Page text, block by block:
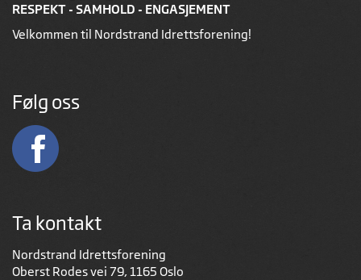
RESPEKT - SAMHOLD - ENGASJEMENT
Velkommen til Nordstrand Idrettsforening!
Følg oss
Ta kontakt
Nordstrand Idrettsforening
Oberst Rodes vei 79, 1165 Oslo